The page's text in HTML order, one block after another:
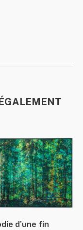
d’une fin